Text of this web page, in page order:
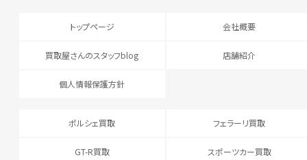
トップページ 会社概要
買取屋さんのスタッフblog 店舗紹介
個人情報保護方針
ポルシェ買取 フェラーリ買取
GT-R買取 スポーツカー買取